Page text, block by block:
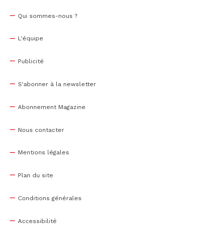
Qui sommes-nous ?
L'équipe
Publicité
S'abonner à la newsletter
Abonnement Magazine
Nous contacter
Mentions légales
Plan du site
Conditions générales
Accessibilité